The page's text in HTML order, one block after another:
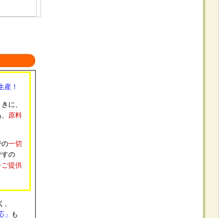
産！
に、
原料
の一切
すの
提供
も